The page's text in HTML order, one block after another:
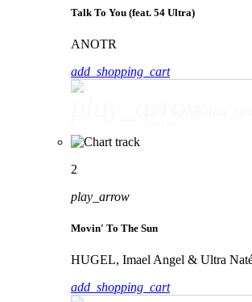
Talk To You (feat. 54 Ultra)
ANOTR
add_shopping_cart
2
play_arrow
Movin' To The Sun
HUGEL, Imael Angel & Ultra
add_shopping_cart